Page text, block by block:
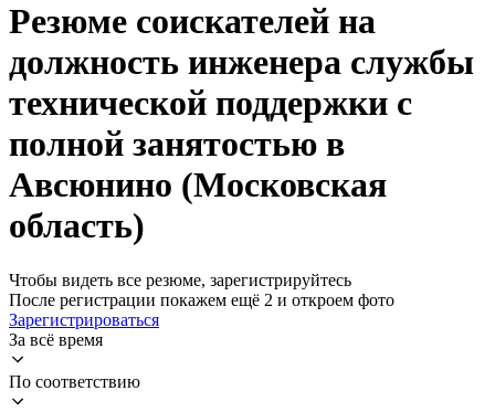
Резюме соискателей на
должность инженера службы
технической поддержки с
полной занятостью в
Авсюнино (Московская
область)
Чтобы видеть все резюме, зарегистрируйтесь
После регистрации покажем ещё 2 и откроем фото
Зарегистрироваться
За всё время
По соответствию